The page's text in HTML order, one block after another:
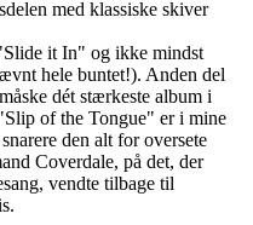
med klassiske skiver
it In" og ikke mindst
hele buntet!). Anden del
dét stærkeste album i
of the Tongue" er i mine
den alt for oversete
Coverdale, på det, der
vendte tilbage til